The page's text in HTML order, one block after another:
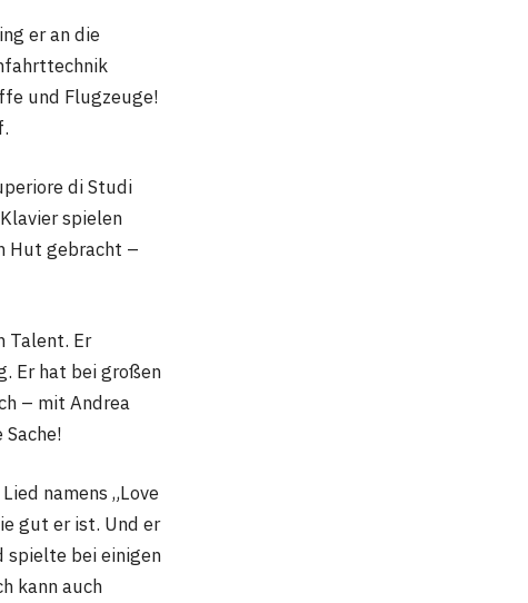
er an die
und Flugzeuge!
di Studi
spielen
Hut gebracht –
Talent. Er
Er hat bei großen
– mit Andrea
namens „Love
gut er ist. Und er
spielte bei einigen
kann auch